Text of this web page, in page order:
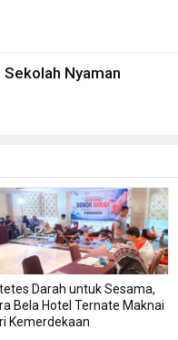
Nyaman
Darah untuk Sesama,
Bela Hotel Ternate Maknai
Kemerdekaan